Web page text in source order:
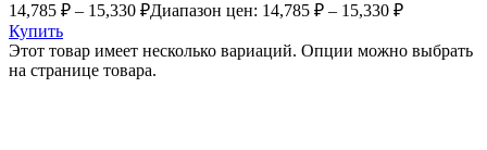
14,785 ₽ – 15,330 ₽Диапазон цен: 14,785 ₽ – 15,330 ₽
Купить
Этот товар имеет несколько вариаций. Опции можно выбрать
на странице товара.